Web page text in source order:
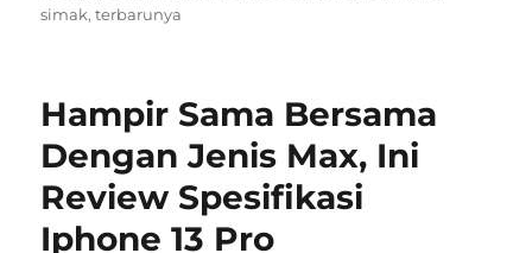
simak,terbarunya
Hampir Sama Bersama
Dengan Jenis Max, Ini
Review Spesifikasi
Iphone 13 Pro